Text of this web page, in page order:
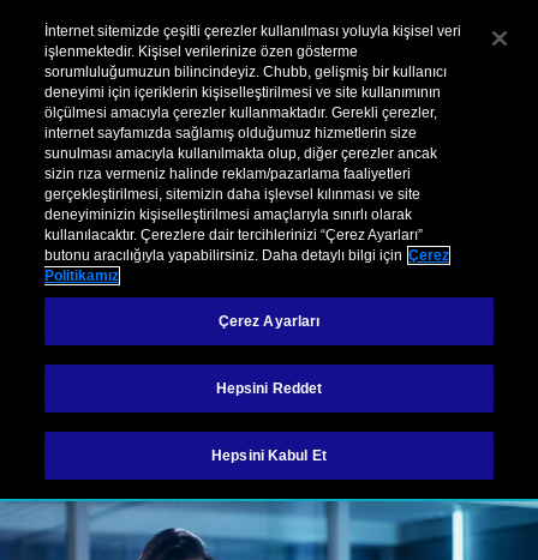
Kurumsal Hasar Şikayet
Sektörel Sigortalar Ürünlerimiz Hizmetlerimiz
Siber İşletme Risk Yönetimi Siber Hizmetler
Siber Hizmetler
İletişime geçin
İnternet sitemizde çeşitli çerezler kullanılması yoluyla kişisel veri
işlenmektedir. Kişisel verilerinize özen gösterme
sorumluluğumuzun bilincindeyiz. Chubb, gelişmiş bir kullanıcı
deneyimi için içeriklerin kişiselleştirilmesi ve site kullanımının
ölçülmesi amacıyla çerezler kullanmaktadır. Gerekli çerezler,
internet sayfamızda sağlamış olduğumuz hizmetlerin size
sunulması amacıyla kullanılmakta olup, diğer çerezler ancak
sizin rıza vermeniz halinde reklam/pazarlama faaliyetleri
gerçekleştirilmesi, sitemizin daha işlevsel kılınması ve site
deneyiminizin kişiselleştirilmesi amaçlarıyla sınırlı olarak
kullanılacaktır. Çerezlere dair tercihlerinizi “Çerez Ayarları”
butonu aracılığıyla yapabilirsiniz. Daha detaylı bilgi için Çerez
Politikamız
Çerez Ayarları
Hepsini Reddet
Hepsini Kabul Et